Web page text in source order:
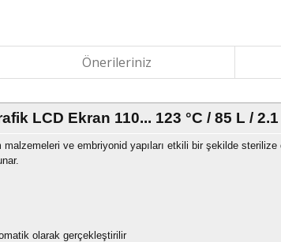
Önerileriniz
LCD Ekran 110... 123 °C / 85 L /
ve embriyonid yapıları etkili bir şekilde
olarak gerçekleştirilir